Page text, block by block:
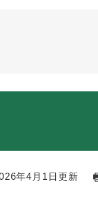
年4月1日更新